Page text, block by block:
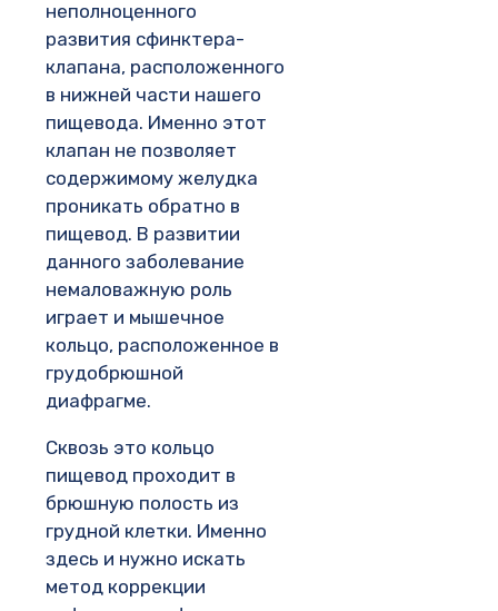
неполноценного
развития сфинктера-
клапана, расположенного
в нижней части нашего
пищевода. Именно этот
клапан не позволяет
содержимому желудка
проникать обратно в
пищевод. В развитии
данного заболевание
немаловажную роль
играет и мышечное
кольцо, расположенное в
грудобрюшной
диафрагме.
Сквозь это кольцо
пищевод проходит в
брюшную полость из
грудной клетки. Именно
здесь и нужно искать
метод коррекции